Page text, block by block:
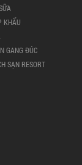
KHẨU
GANG ĐÚC
SẠN RESORT